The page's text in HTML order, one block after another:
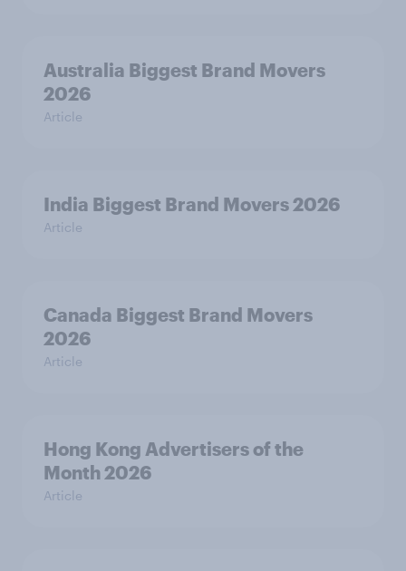
Australia Biggest Brand Movers
2026
Article
India Biggest Brand Movers 2026
Article
Canada Biggest Brand Movers
2026
Article
Hong Kong Advertisers of the
Month 2026
Article